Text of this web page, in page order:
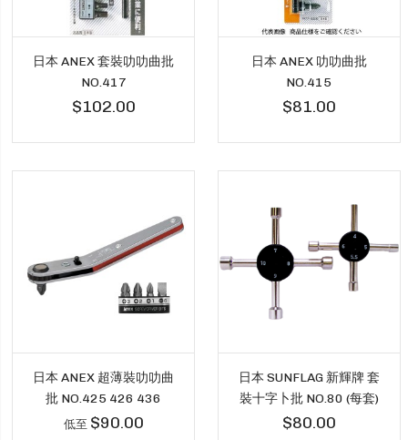
日本 ANEX 套裝叻叻曲批
NO.417
$102.00
日本 ANEX 叻叻曲批
NO.415
$81.00
日本 ANEX 超薄裝叻叻曲
批 NO.425 426 436
低至 $90.00
日本 SUNFLAG 新輝牌 套
裝十字卜批 NO.80 (每套)
$80.00